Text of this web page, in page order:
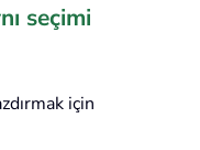
seçimi
için